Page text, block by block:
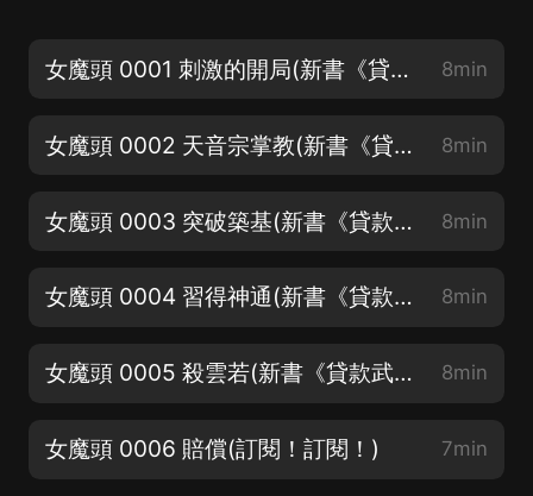
女魔頭 0001 刺激的開局(新書《貸款武聖》上架啦！) 8min
女魔頭 0002 天音宗掌教(新書《貸款武聖》上架啦！) 8min
女魔頭 0003 突破築基(新書《貸款武聖》上架啦！) 8min
女魔頭 0004 習得神通(新書《貸款武聖》上架啦！) 8min
女魔頭 0005 殺雲若(新書《貸款武聖》上架啦！) 8min
女魔頭 0006 賠償(訂閱！訂閱！) 7min